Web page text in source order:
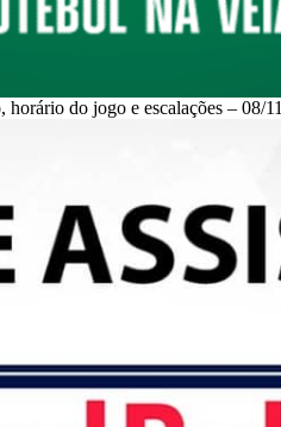
do jogo e escalações – 08/11